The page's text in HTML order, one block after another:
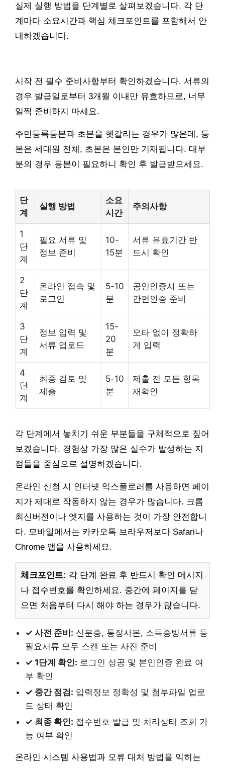
실제 실행 방법을 단계별로 살펴보겠습니다. 각 단
계마다 소요시간과 핵심 체크포인트를 포함해서 안
내하겠습니다.
시작 전 필수 준비사항부터 확인하겠습니다. 서류의
경우 발급일로부터 3개월 이내만 유효하므로, 너무
일찍 준비하지 마세요.
주민등록등본과 초본을 헷갈리는 경우가 많은데, 등
본은 세대원 전체, 초본은 본인만 기재됩니다. 대부
분의 경우 등본이 필요하니 확인 후 발급받으세요.
단
계
실행 방법
소요
시간
주의사항
1
단
계
필요 서류 및
정보 준비
10-
15분
서류 유효기간 반
드시 확인
2
단
계
온라인 접속 및
로그인
5-10
분
공인인증서 또는
간편인증 준비
3
단
계
정보 입력 및
서류 업로드
15-
20
분
오타 없이 정확하
게 입력
4
단
계
최종 검토 및
제출
5-10
분
제출 전 모든 항목
재확인
각 단계에서 놓치기 쉬운 부분들을 구체적으로 짚어
보겠습니다. 경험상 가장 많은 실수가 발생하는 지
점들을 중심으로 설명하겠습니다.
온라인 신청 시 인터넷 익스플로러를 사용하면 페이
지가 제대로 작동하지 않는 경우가 많습니다. 크롬
최신버전이나 엣지를 사용하는 것이 가장 안전합니
다. 모바일에서는 카카오톡 브라우저보다 Safari나
Chrome 앱을 사용하세요.
체크포인트: 각 단계 완료 후 반드시 확인 메시지
나 접수번호를 확인하세요. 중간에 페이지를 닫
으면 처음부터 다시 해야 하는 경우가 많습니다.
✓ 사전 준비: 신분증, 통장사본, 소득증빙서류 등
필요서류 모두 스캔 또는 사진 준비
✓ 1단계 확인: 로그인 성공 및 본인인증 완료 여
부 확인
✓ 중간 점검: 입력정보 정확성 및 첨부파일 업로
드 상태 확인
✓ 최종 확인: 접수번호 발급 및 처리상태 조회 가
능 여부 확인
온라인 시스템 사용법과 오류 대처 방법을 익히는